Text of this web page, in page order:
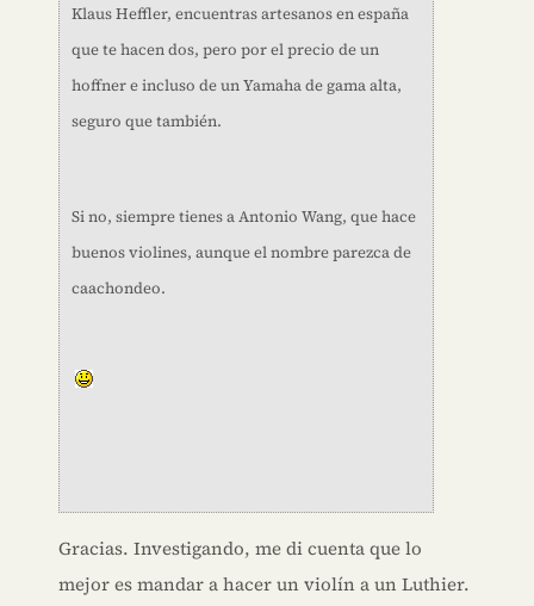
Klaus Heffler, encuentras artesanos en españa
que te hacen dos, pero por el precio de un
hoffner e incluso de un Yamaha de gama alta,
seguro que también.
Si no, siempre tienes a Antonio Wang, que hace
buenos violines, aunque el nombre parezca de
caachondeo.
Gracias. Investigando, me di cuenta que lo
mejor es mandar a hacer un violín a un Luthier.